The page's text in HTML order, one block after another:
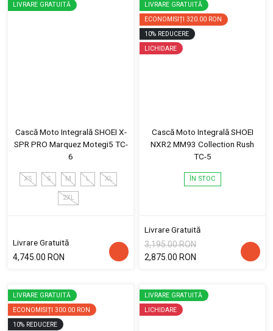
LIVRARE GRATUITĂ
Cască Moto Integrală SHOEI X-
SPR PRO Marquez Motegi5 TC-
6
XS S M L XL
2XL
Livrare Gratuită
4,745.00 RON
LIVRARE GRATUITĂ
ECONOMISIȚI 320.00 RON
10% REDUCERE
LICHIDARE
Cască Moto Integrală SHOEI
NXR2 MM93 Collection Rush
TC-5
ÎN STOC
Livrare Gratuită
3,195.00 RON
2,875.00 RON
LIVRARE GRATUITĂ
ECONOMISIȚI 300.00 RON
10% REDUCERE
LIVRARE GRATUITĂ
LICHIDARE